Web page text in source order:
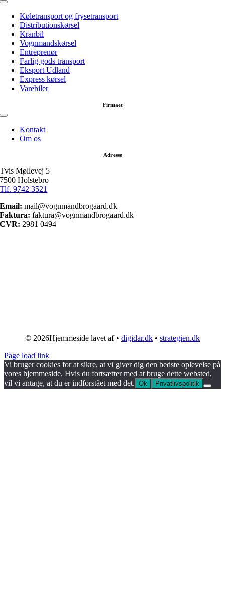
Toggle
NavigationKøletransport og frysetransport
Distributionskørsel
Kranbil
Vognmandskørsel
Entreprenør
Farlig gods transport
Eksport Udland
Express kørsel
Varebiler
Firmaet
Toggle
NavigationKontakt
Om os
Adresse
Tvis Møllevej 5
7500 Holstebro
Tlf. 9742 3521
Email: mail@vognmandbrogaard.dk
Faktura: faktura@vognmandbrogaard.dk
CVR: 2981 0494
© 2026Hjemmeside lavet af • digidar.dk • strategien.dk
Page load link
Vi bruger cookies for at sikre, at vi giver dig den bedste oplevelse på
vores hjemmeside. Hvis du fortsætter med at bruge dette websted,
vil vi antage, at du er indforstået med det. Ok Privatlivspolitik